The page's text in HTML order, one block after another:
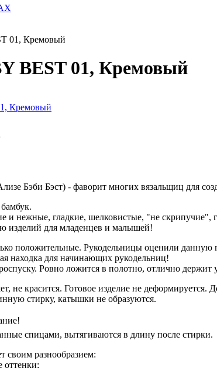
01, Кремовый
BEST 01, Кремовый
Бэби Бэст) - фаворит многих вязальщиц для
и нежные, гладкие, шелковистые, "не скрипучие",
изделий для младенцев и малышей!
положительные. Рукодельницы оценили данную
находка для начинающих рукодельниц!
Ровно ложится в полотно, отлично держит
не красится. Готовое изделие не деформируется.
стирку, катышки не образуются.
спицами, вытягиваются в длину после стирки.
своим разнообразием:
оттенки;